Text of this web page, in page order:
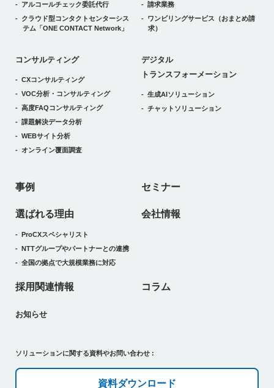
アルコールチェック委託代行
クラウド型コンタクトセンターシス
テム 「ONE CONTACT Network」
請求業務
ワンビリングサービス （おまとめ請
求）
コンサルティング
CXコンサルティング
VOC分析・コンサルティング
高度FAQコンサルティング
課題解決データ分析
WEBサイト分析
オンライン覆面調査
デジタルトランスフォーメーション
デジタル
トランスフォーメーション
生成AIソリューション
チャットソリューション
事例 セミナー
選ばれる理由
ProCXスペシャリスト
NTTグループやパートナーとの連携
全国の拠点で大規模業務に対応
会社情報
採用関連情報 コラム
お知らせ
ソリューションに関する資料やお問い合わせ :
資料ダウンロード